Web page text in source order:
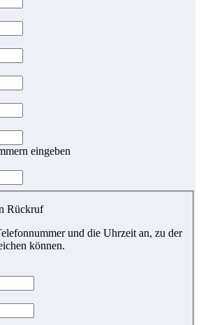
eingeben
Rückruf
und die Uhrzeit an, zu der
können.